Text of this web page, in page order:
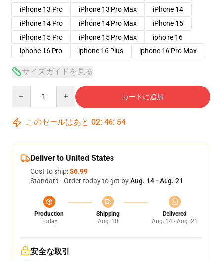
iPhone 13 Pro
iPhone 13 Pro Max
iPhone 14
iPhone 14 Pro
iPhone 14 Pro Max
iPhone 15
iPhone 15 Pro
iPhone 15 Pro Max
iphone 16
iphone 16 Pro
iphone 16 Plus iphone 16 Pro Max
サイズガイドを見る
カートに追加
このセールはあと 02: 46: 53
Deliver to United States
Cost to ship:$6.99
Standard - Order today to get byAug. 14 - Aug. 21
Production
Today
Shipping
Aug. 10
Delivered
Aug. 14 - Aug. 21
安全な取引